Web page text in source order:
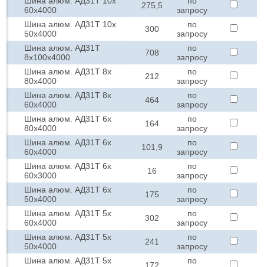
60х4000
275,5
запросу
Шина алюм. АД31Т 10х
50х4000
300
по
запросу
Шина алюм. АД31Т
8х100х4000
708
по
запросу
Шина алюм. АД31Т 8х
80х4000
212
по
запросу
Шина алюм. АД31Т 8х
60х4000
464
по
запросу
Шина алюм. АД31Т 6х
80х4000
164
по
запросу
Шина алюм. АД31Т 6х
60х4000
101,9
по
запросу
Шина алюм. АД31Т 6х
60х3000
16
по
запросу
Шина алюм. АД31Т 6х
50х4000
175
по
запросу
Шина алюм. АД31Т 5х
60х4000
302
по
запросу
Шина алюм. АД31Т 5х
50х4000
241
по
запросу
Шина алюм. АД31Т 5х
по